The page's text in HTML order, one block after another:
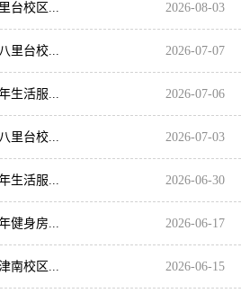
2026-08-03
台校区...
2026-07-07
里台校...
2026-07-06
生活服...
2026-07-03
里台校...
2026-06-30
生活服...
2026-06-17
健身房...
2026-06-15
南校区...